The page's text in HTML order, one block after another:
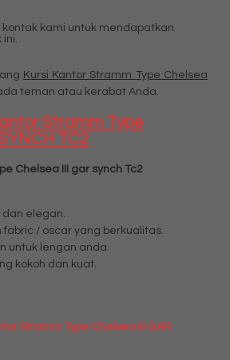
kami untuk mendapatkan
Kursi Kantor Stramm Type Chelsea
teman atau kerabat Anda.
Stramm Type
TC2
Chelsea III gar synch Tc2
dan elegan.
fabric / oscar yang berkualitas.
untuk lengan anda.
kokoh dan kuat.
Stramm Type Chelsea III GAR